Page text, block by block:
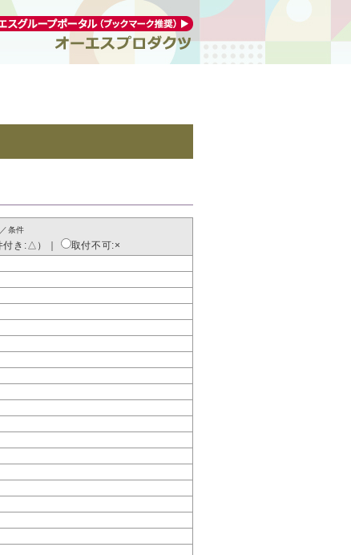
条件
付き:△） 取付不可:×